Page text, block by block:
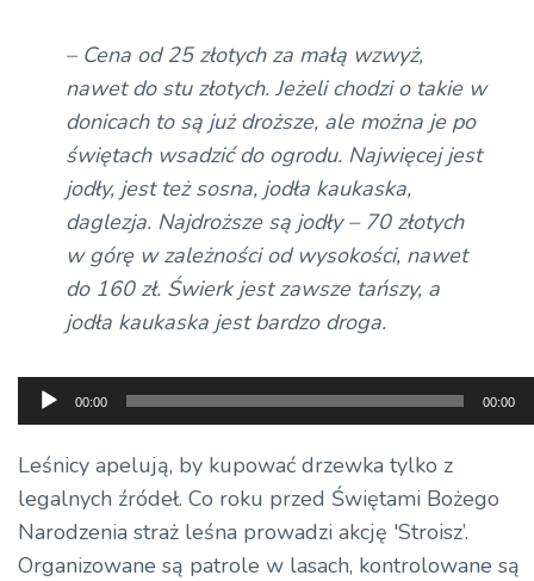
– Cena od 25 złotych za małą wzwyż,
nawet do stu złotych. Jeżeli chodzi o takie w
donicach to są już droższe, ale można je po
świętach wsadzić do ogrodu. Najwięcej jest
jodły, jest też sosna, jodła kaukaska,
daglezja. Najdroższe są jodły – 70 złotych
w górę w zależności od wysokości, nawet
do 160 zł. Świerk jest zawsze tańszy, a
jodła kaukaska jest bardzo droga.
Odtwarzacz
plików
dźwiękowych
00:00 00:00
Leśnicy apelują, by kupować drzewka tylko z
legalnych źródeł. Co roku przed Świętami Bożego
Narodzenia straż leśna prowadzi akcję 'Stroisz’.
Organizowane są patrole w lasach, kontrolowane są